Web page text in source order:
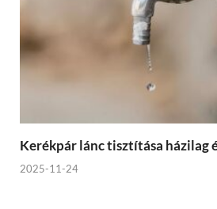
Kerékpár lánc tisztítása házilag
2025-11-24